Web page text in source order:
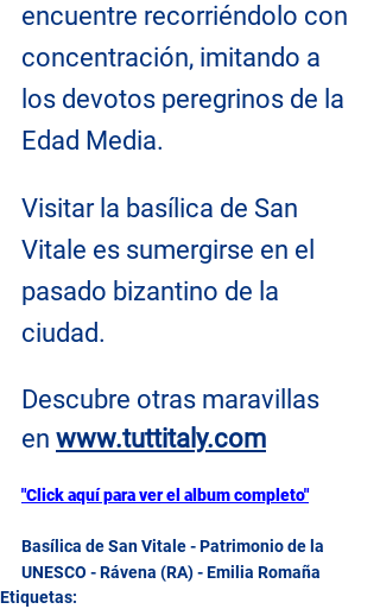
encuentre recorriéndolo con
concentración, imitando a
los devotos peregrinos de la
Edad Media.
Visitar la basílica de San
Vitale es sumergirse en el
pasado bizantino de la
ciudad.
Descubre otras maravillas
en www.tuttitaly.com
"Click aquí para ver el album completo"
Basílica de San Vitale - Patrimonio de la
UNESCO - Rávena (RA) - Emilia Romaña
Etiquetas: